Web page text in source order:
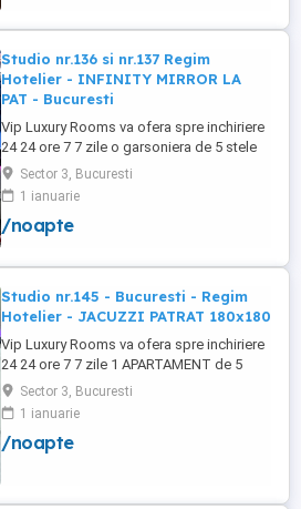
+wifi , frigider, mașină spălat, ...
Studio nr.136 si nr.137 Regim
Hotelier - INFINITY MIRROR LA
PAT - Bucuresti
Vip Luxury Rooms va ofera spre inchiriere
24 24 ore 7 7 zile o garsoniera de 5 stele
Luxoase cu un desing unic si deosebit in
Sector 3 Bucuresti . Garsoniera se alfa in
Complex Rezidential Nou . Acces Bariera
Monitorizare Video in Complex ( de la
PRIVAT in complex ...
Sector 3, Bucuresti
1 ianuarie
/noapte
Studio nr.145 - Bucuresti - Regim
Hotelier - JACUZZI PATRAT 180x180
Vip Luxury Rooms va ofera spre inchiriere
24 24 ore 7 7 zile 1 APARTAMENT de 5
stele Luxos cu un desing unic si deosebit
in Sector 3 Bucuresti . APARTAMENTUL se
alfa in Complex Rezidential Nou . Acces
Bariera Monitorizare Video in Complex (
Sector 3, Bucuresti
1 ianuarie
/noapte